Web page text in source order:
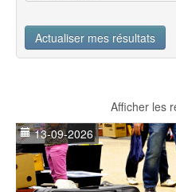
Actualiser mes résultats
Afficher les
13-09-2026